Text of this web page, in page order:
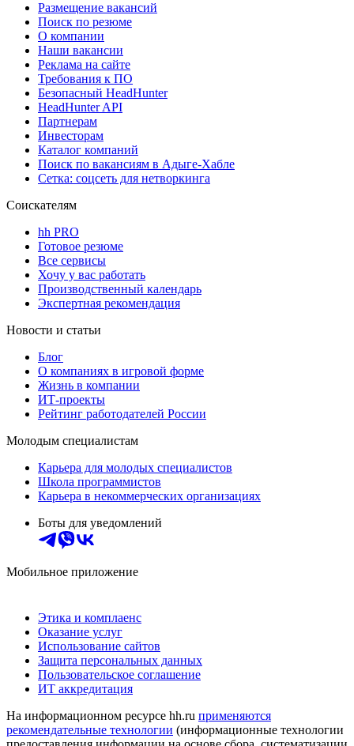
Размещение вакансий
Поиск по резюме
О компании
Наши вакансии
Реклама на сайте
Требования к ПО
Безопасный HeadHunter
HeadHunter API
Партнерам
Инвесторам
Каталог компаний
Поиск по вакансиям в Адыге-Хабле
Сетка: соцсеть для нетворкинга
Соискателям
hh PRO
Готовое резюме
Все сервисы
Хочу у вас работать
Производственный календарь
Экспертная рекомендация
Новости и статьи
Блог
О компаниях в игровой форме
Жизнь в компании
ИТ-проекты
Рейтинг работодателей России
Молодым специалистам
Карьера для молодых специалистов
Школа программистов
Карьера в некоммерческих организациях
Боты для уведомлений
Мобильное приложение
Этика и комплаенс
Оказание услуг
Использование сайтов
Защита персональных данных
Пользовательское соглашение
ИТ аккредитация
На информационном ресурсе hh.ru применяются
рекомендательные технологии (информационные технологии